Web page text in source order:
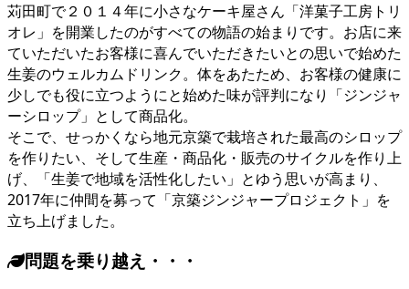
苅田町で２０１４年に小さなケーキ屋さん「洋菓子工房トリ
オレ」を開業したのがすべての物語の始まりです。お店に来
ていただいたお客様に喜んでいただきたいとの思いで始めた
生姜のウェルカムドリンク。体をあたため、お客様の健康に
少しでも役に立つようにと始めた味が評判になり「ジンジャ
ーシロップ」として商品化。
そこで、せっかくなら地元京築で栽培された最高のシロップ
を作りたい、そして生産・商品化・販売のサイクルを作り上
げ、「生姜で地域を活性化したい」とゆう思いが高まり、
2017年に仲間を募って「京築ジンジャープロジェクト」を
立ち上げました。
問題を乗り越え・・・